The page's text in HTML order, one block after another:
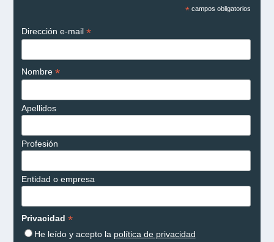
*campos obligatorios
Dirección e-mail *
Nombre *
Apellidos
Profesión
Entidad o empresa
Privacidad *
He leído y acepto la política de privacidad